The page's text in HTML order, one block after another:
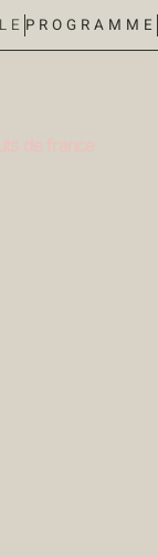
PROGRAMME